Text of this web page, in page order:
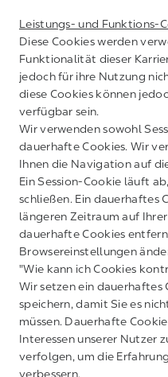
Leistungs- und Funktions-
Diese Cookies werden
Funktionalität dieser
jedoch für ihre Nutzung
diese Cookies können
verfügbar sein.
Wir verwenden sowohl
dauerhafte Cookies. Wir
Ihnen die Navigation auf
Ein Session-Cookie läuft
schließen. Ein dauerhaftes
längeren Zeitraum auf
dauerhafte Cookies
Browsereinstellungen
"Wie kann ich Cookies
Wir setzen ein dauerhaftes
speichern, damit Sie es
müssen. Dauerhafte
Interessen unserer Nutzer
verfolgen, um die
verbessern.